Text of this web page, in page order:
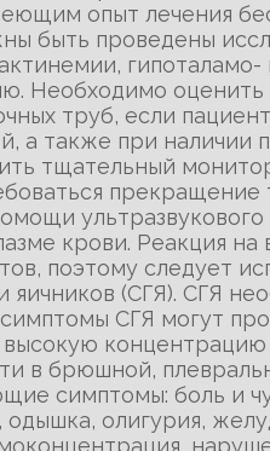
опыт лечения
быть проведены
гипоталамо-
Необходимо
труб, если
а также при наличии
тщательный
ультразвукового
крови. Реакция на
поэтому следует
(СГЯ). СГЯ
СГЯ могут
в брюшной,
симптомы: боль и
олигурия,